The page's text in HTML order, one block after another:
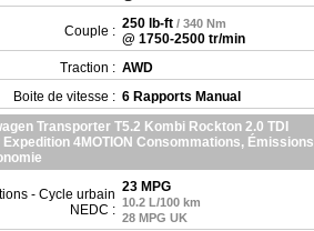
Couple : 250 lb-ft / 340 Nm
@ 1750-2500 tr/min
Traction : AWD
Boite de vitesse : 6 Rapports Manual
Transporter T5.2 Kombi Rockton 2.0 TDI
Expedition 4MOTION Consommations, Émissions
- Cycle urbain
NEDC :
23 MPG
10.2 L/100 km
28 MPG UK